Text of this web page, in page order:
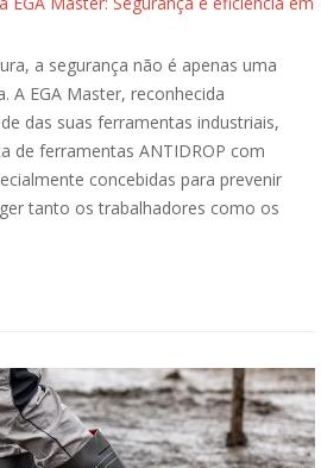
a segurança não é apenas uma
A EGA Master, reconhecida
das suas ferramentas industriais,
de ferramentas ANTIDROP com
concebidas para prevenir
tanto os trabalhadores como os